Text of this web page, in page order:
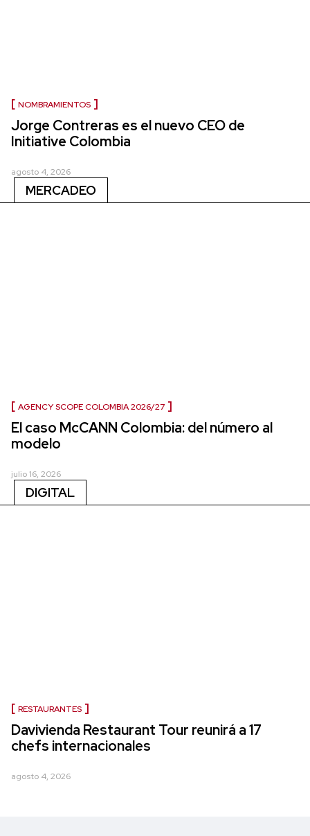
NOMBRAMIENTOS
Jorge Contreras es el nuevo CEO de
Initiative Colombia
agosto 4, 2026
MERCADEO
AGENCY SCOPE COLOMBIA 2026/27
El caso McCANN Colombia: del número al
modelo
julio 16, 2026
DIGITAL
RESTAURANTES
Davivienda Restaurant Tour reunirá a 17
chefs internacionales
agosto 4, 2026